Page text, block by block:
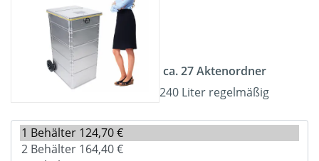
ca. 27 Aktenordner
240 Liter regelmäßig